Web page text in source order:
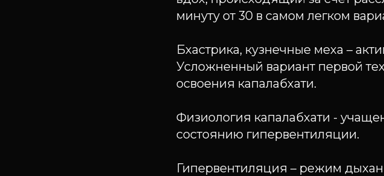
минуту от 30 в самом легком
Бхастрика, кузнечные меха –
Усложненный вариант первой
освоения капалабхати.
Физиология капалабхати -
состоянию гипервентиляции.
Гипервентиляция – режим